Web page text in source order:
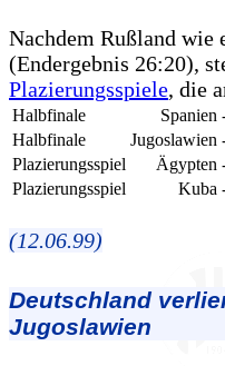
Nachdem Rußland wie
(Endergebnis 26:20),
Plazierungsspiele, die
Halbfinale Spanien
Halbfinale
Jugoslawien
Plazierungsspiel
Ägypten
Plazierungsspiel
Kuba
(12.06.99)
Deutschland
Jugoslawien